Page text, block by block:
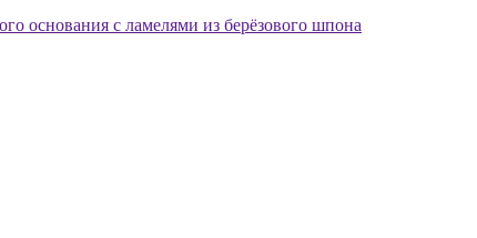
основания с ламелями из берёзового шпона